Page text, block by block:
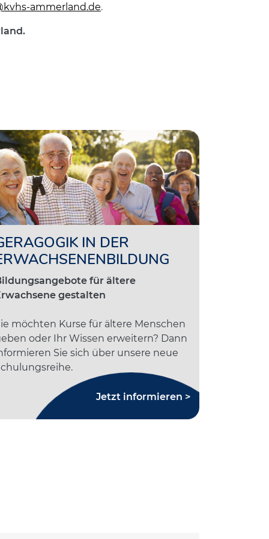
ammerland.de.
IN DER
für ältere
gestalten
möchten Kurse für ältere Menschen
oder Ihr Wissen erweitern? Dann
Sie sich über unsere neue
Jetzt informieren >